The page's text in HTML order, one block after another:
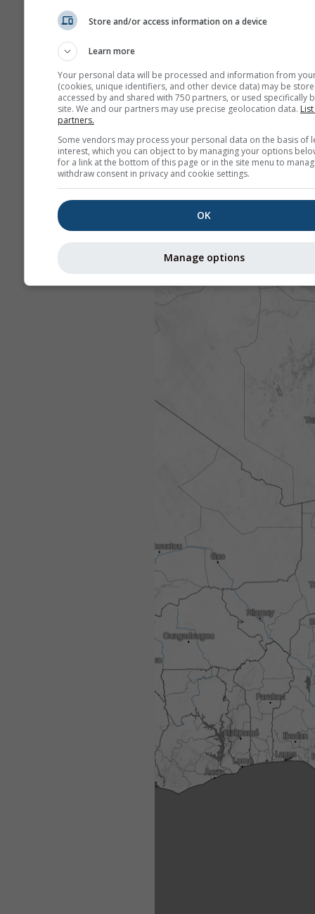
Store and/or access information on a device
Learn more
Your personal data will be processed and information from
(cookies, unique identifiers, and other device data) may be
accessed by and shared with 750 partners, or used specifically
site. We and our partners may use precise geolocation data.
partners.
Some vendors may process your personal data on the basis of
interest, which you can object to by managing your options
for a link at the bottom of this page or in the site menu to
withdraw consent in privacy and cookie settings.
OK
Manage options